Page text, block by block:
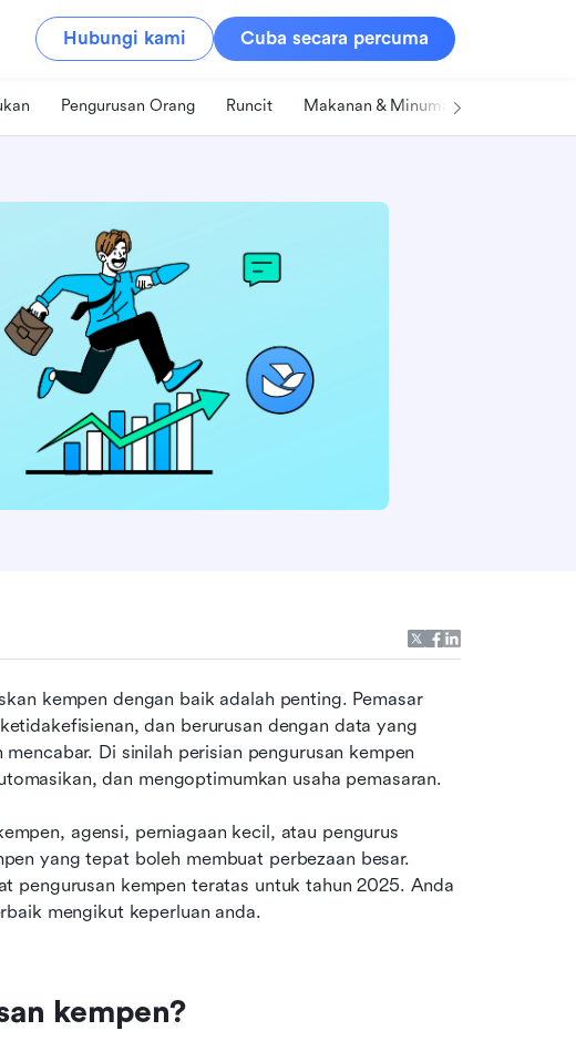
Hubungi kami Cuba secara percuma
Pengurusan Orang Runcit Makanan & Minuman
kempen dengan baik adalah penting. Pemasar
dan berurusan dengan data yang
Di sinilah perisian pengurusan kempen
dan mengoptimumkan usaha pemasaran.
agensi, perniagaan kecil, atau pengurus
yang tepat boleh membuat perbezaan besar.
pengurusan kempen teratas untuk tahun 2025. Anda
mengikut keperluan anda.
kempen?